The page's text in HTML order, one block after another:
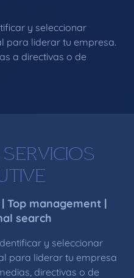
y seleccionar
para liderar tu empresa.
a directivas o de
Top management |
search
y seleccionar
para liderar tu empresa
directivas o de